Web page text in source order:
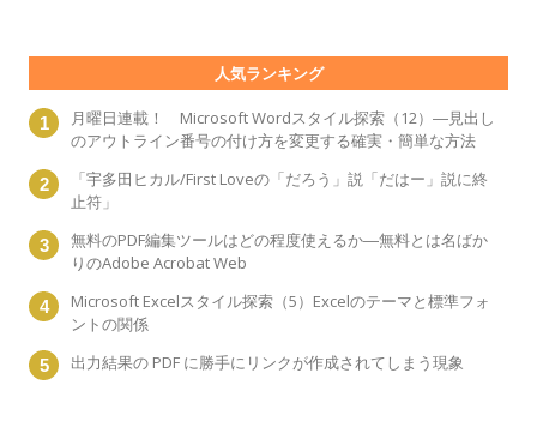
人気ランキング
月曜日連載！ Microsoft Wordスタイル探索（12）―見出し
のアウトライン番号の付け方を変更する確実・簡単な方法
「宇多田ヒカル/First Loveの「だろう」説「だはー」説に終
止符」
無料のPDF編集ツールはどの程度使えるか―無料とは名ばか
りのAdobe Acrobat Web
Microsoft Excelスタイル探索（5）Excelのテーマと標準フォ
ントの関係
出力結果の PDF に勝手にリンクが作成されてしまう現象